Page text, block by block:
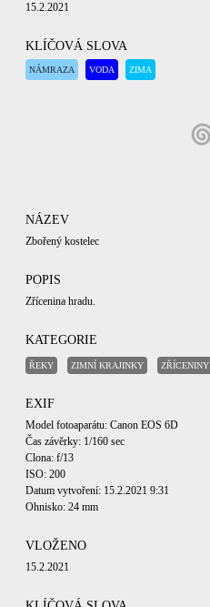
15.2.2021
KLÍČOVÁ SLOVA
NÁMRAZA VODA ZIMA
NÁZEV
Zbořený kostelec
POPIS
Zřícenina hradu.
KATEGORIE
ŘEKY ZIMNÍ KRAJINKY ZŘÍCENINY
EXIF
Model fotoaparátu: Canon EOS 6D
Čas závěrky: 1/160 sec
Clona: f/13
ISO: 200
Datum vytvoření: 15.2.2021 9:31
Ohnisko: 24 mm
VLOŽENO
15.2.2021